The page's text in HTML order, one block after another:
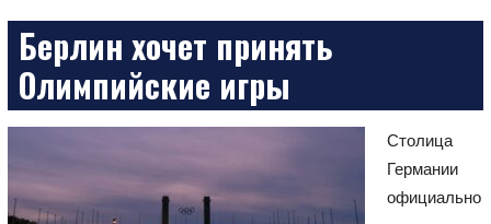
Берлин хочет принять
Олимпийские игры
Столица
Германии
официально